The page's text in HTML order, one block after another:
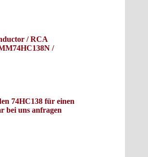
/ RCA
/
74HC138 für einen
bei uns anfragen